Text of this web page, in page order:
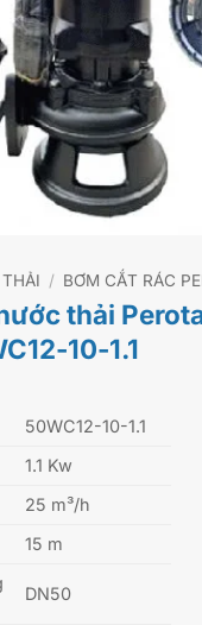
/ BƠM CẮT RÁC
thải
10-1.1
50WC12-10-1.1
1.1 Kw
25 m³/h
15 m
DN50